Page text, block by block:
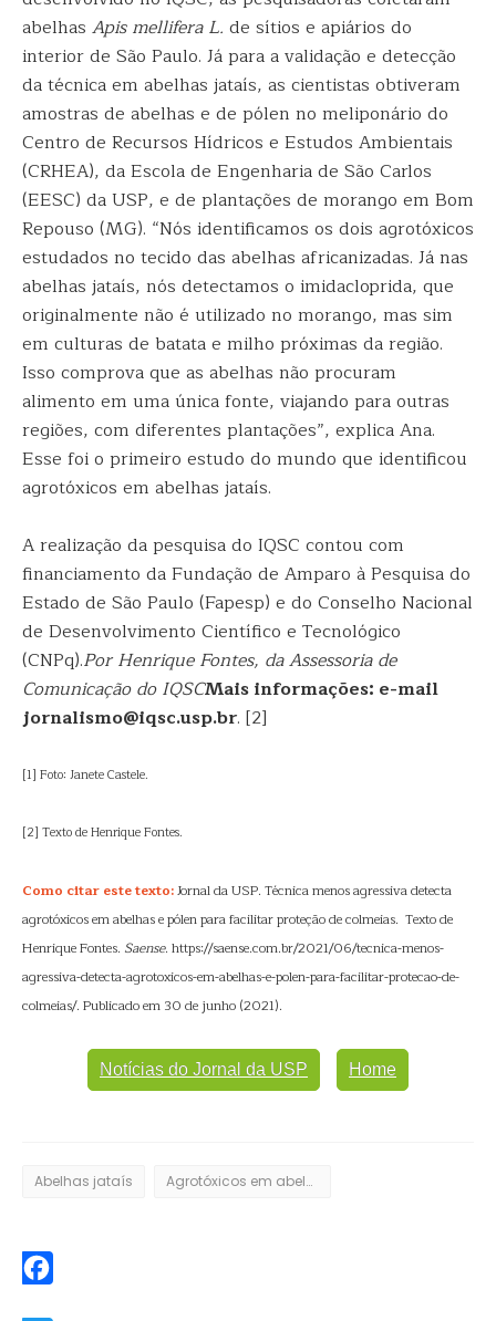
abelhas Apis mellifera L. de sítios e apiários do
interior de São Paulo. Já para a validação e detecção
da técnica em abelhas jataís, as cientistas obtiveram
amostras de abelhas e de pólen no meliponário do
Centro de Recursos Hídricos e Estudos Ambientais
(CRHEA), da Escola de Engenharia de São Carlos
(EESC) da USP, e de plantações de morango em Bom
Repouso (MG). “Nós identificamos os dois agrotóxicos
estudados no tecido das abelhas africanizadas. Já nas
abelhas jataís, nós detectamos o imidacloprida, que
originalmente não é utilizado no morango, mas sim
em culturas de batata e milho próximas da região.
Isso comprova que as abelhas não procuram
alimento em uma única fonte, viajando para outras
regiões, com diferentes plantações”, explica Ana.
Esse foi o primeiro estudo do mundo que identificou
agrotóxicos em abelhas jataís.
A realização da pesquisa do IQSC contou com
financiamento da Fundação de Amparo à Pesquisa do
Estado de São Paulo (Fapesp) e do Conselho Nacional
de Desenvolvimento Científico e Tecnológico
(CNPq).Por Henrique Fontes, da Assessoria de
Comunicação do IQSCMais informações: e-mail
jornalismo@iqsc.usp.br. [2]
[1] Foto: Janete Castele.
[2] Texto de Henrique Fontes.
Como citar este texto:Jornal da USP. Técnica menos agressiva detecta
agrotóxicos em abelhas e pólen para facilitar proteção de colmeias. Texto de
Henrique Fontes. Saense. https://saense.com.br/2021/06/tecnica-menos-
agressiva-detecta-agrotoxicos-em-abelhas-e-polen-para-facilitar-protecao-de-
colmeias/. Publicado em 30 de junho (2021).
Notícias do Jornal da USP Home
Abelhas jataís Agrotóxicos em abelhas